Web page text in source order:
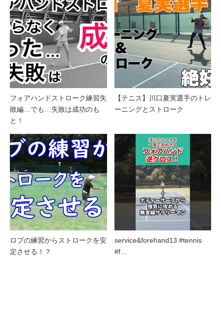
フォアハンドストローク練習失
敗編…でも…失敗は成功のも
と！
【テニス】川口夏実選手のトレ
ーニングとストローク
ロブの練習からストロークを安
定させる！？
service&forehand13 #tennis
#f…